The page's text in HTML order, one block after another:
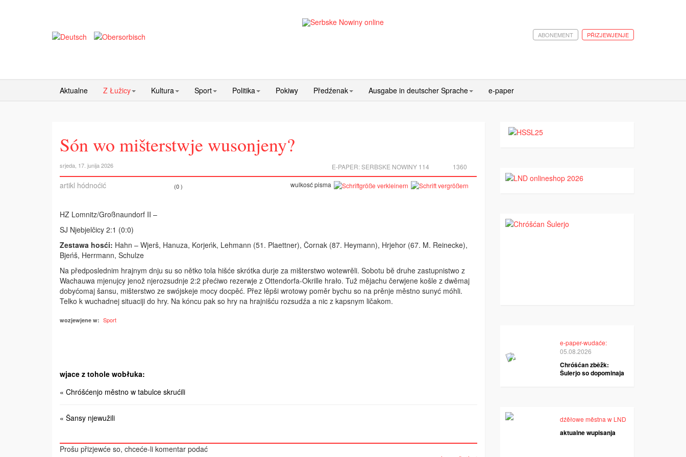
PŘIZJEWJENJE
ABONEMENT
Aktualne Z Łužicy Kultura Sport Politika Pokiwy Předźenak Ausgabe in deutscher Sprache e-paper
Són wo mišterstwje wusonjeny?
srjeda, 17. junija 2026 1360
E-PAPER:SERBSKE NOWINY 114
artikl hódnoćić (0 ) wulkosć pisma
HZ Lomnitz/Großnaundorf II –
SJ Njebjelčicy 2:1 (0:0)
Zestawa hosći: Hahn – Wjerš, Hanuza, Korjeńk, Lehmann (51. Plaettner), Čornak (87. Heymann), Hrjehor (67. M. Reinecke),
Bjeńš, Herrmann, Schulze
Na předposlednim hrajnym dnju su so nětko tola hišće skrótka durje za mišterstwo wotewrěli. Sobotu bě druhe zastupnistwo z
Wachauwa mjenujcy jenož njerozsudnje 2:2 přećiwo rezerwje z Ottendorfa-Okrille hrało. Tuž mějachu čerwjene košle z dwěmaj
dobyćomaj šansu, mišterstwo ze swójskeje mocy docpěć. Přez lěpši wrotowy poměr bychu so na prěnje městno sunyć móhli.
Telko k wuchadnej situaciji do hry. Na kóncu pak so hry na hrajnišću rozsudźa a nic z kapsnym ličakom.
wozjewjene w: Sport
wjace z tohole wobłuka:
« Chróšćenjo městno w tabulce skrućili
« Šansy njewužili
Prošu přizjewće so, chceće-li komentar podać
e-paper-wudaće:
05.08.2026
Chróšćan zběžk:
Šulerjo so dopominaja
dźěłowe městna w LND
aktualne wupisanja